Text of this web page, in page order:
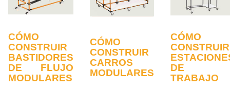
CÓMO
CONSTRUIR
BASTIDORES
DE FLUJO
MODULARES
CÓMO
CONSTRUIR
CARROS
MODULARES
CÓMO
CONSTRUIR
DE
TRABAJO